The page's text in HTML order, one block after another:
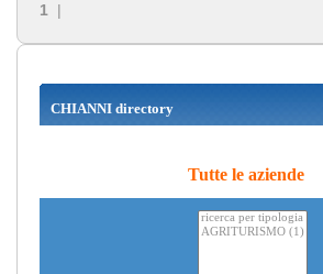
1 |
CHIANNI directory
Tutte le aziende